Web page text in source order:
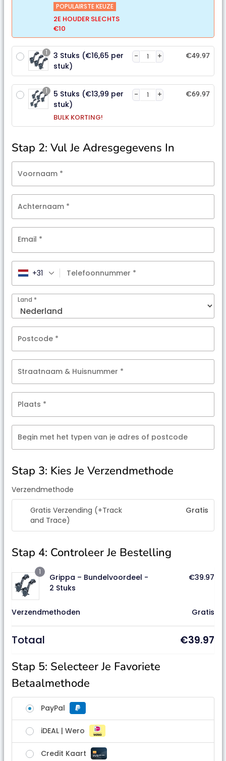
POPULAIRSTE KEUZE
2E HOUDER SLECHTS
€10
1
3 Stuks (€16,65 per
stuk)
€49.97
1
5 Stuks (€13,99 per
stuk)
BULK KORTING!
€69.97
Stap 2: Vul Je Adresgegevens In
Voornaam *
Achternaam *
Email *
Telefoonnummer *
+31
Land *
Postcode *
Straatnaam & Huisnummer *
Plaats *
Begin met het typen van je adres of postcode
Stap 3: Kies Je Verzendmethode
Verzendmethode
Gratis Verzending (+Track
and Trace)
Gratis
Stap 4: Controleer Je Bestelling
1
Grippa – Bundelvoordeel -
2 Stuks
€39.97
Verzendmethoden Gratis
Totaal €39.97
Stap 5: Selecteer Je Favoriete
Betaalmethode
PayPal
iDEAL | Wero
Credit Kaart